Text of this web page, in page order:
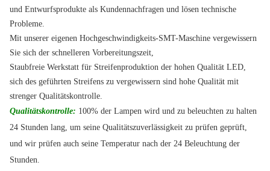
und Entwurfsprodukte als Kundennachfragen und lösen technische
Probleme.
Mit unserer eigenen Hochgeschwindigkeits-SMT-Maschine vergewissern
Sie sich der schnelleren Vorbereitungszeit,
Staubfreie Werkstatt für Streifenproduktion der hohen Qualität LED,
sich des geführten Streifens zu vergewissern sind hohe Qualität mit
strenger Qualitätskontrolle.
Qualitätskontrolle: 100% der Lampen wird und zu beleuchten zu halten
24 Stunden lang, um seine Qualitätszuverlässigkeit zu prüfen geprüft,
und wir prüfen auch seine Temperatur nach der 24 Beleuchtung der
Stunden.